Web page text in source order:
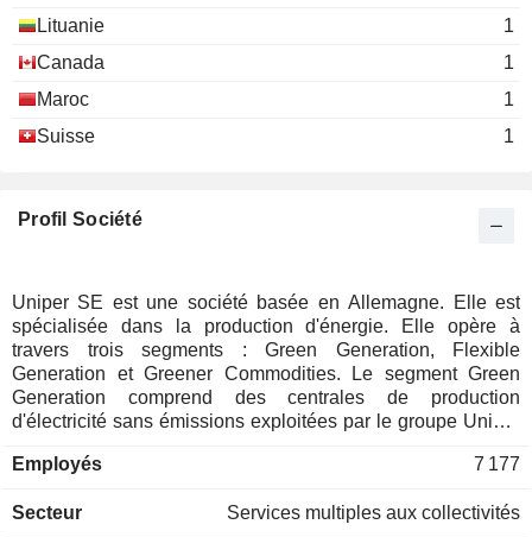
Lituanie
1
Canada
1
Maroc
1
Suisse
1
Profil Société
Uniper SE est une société basée en Allemagne. Elle est
spécialisée dans la production d'énergie. Elle opère à
travers trois segments : Green Generation, Flexible
Generation et Greener Commodities. Le segment Green
Generation comprend des centrales de production
d'électricité sans émissions exploitées par le groupe Uniper
assurer la stabilité du gird et la sécurité de
transition énergétique. Le segment Greener Commodities
Employés 7 177
Secteur Services multiples aux collectivités